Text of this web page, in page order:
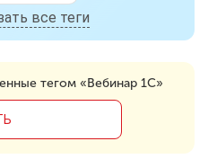
все теги
тегом «Вебинар 1С»